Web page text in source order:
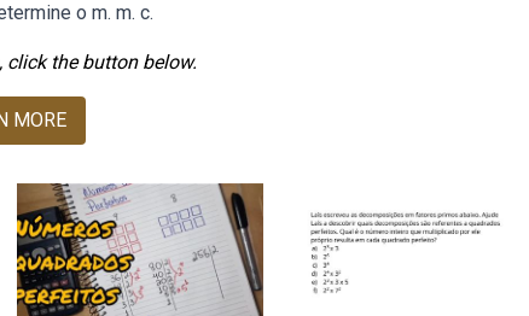
o m. m. c.
the button below.
MORE